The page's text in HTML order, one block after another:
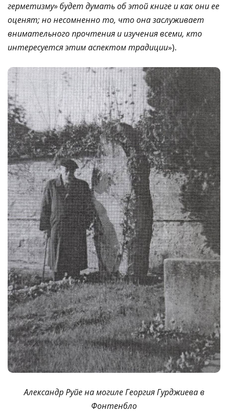
герметизму» будет думать об этой книге и как они ее
оценят; но несомненно то, что она заслуживает
внимательного прочтения и изучения всеми, кто
интересуется этим аспектом традиции»).
Александр Руйе на могиле Георгия Гурджиева в
Фонтенбло